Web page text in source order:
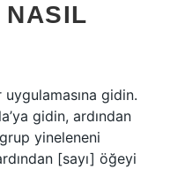
NASIL
gidin.
gidin, ardından
yineleneni
[sayı] öğeyi